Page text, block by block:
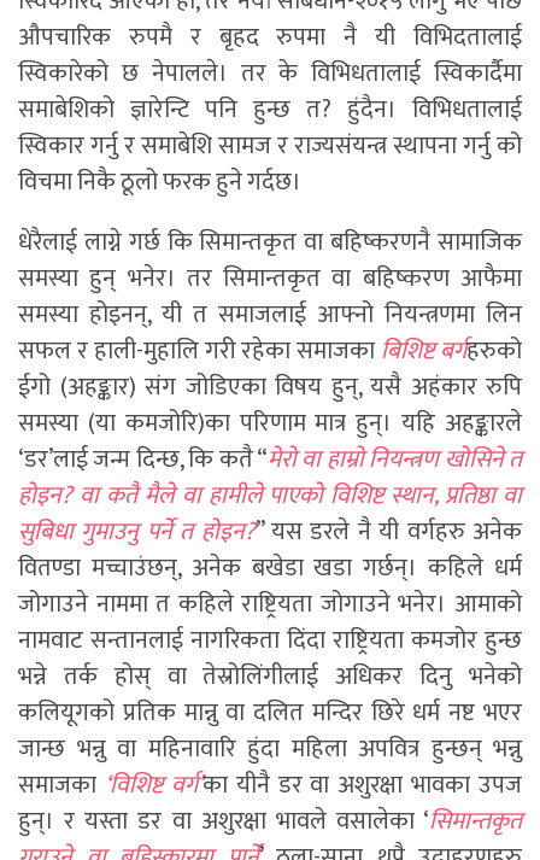
औपचारिक रुपमै र बृहद रुपमा नै यी विभिदतालाई
स्विकारेको छ नेपालले। तर के विभिधतालाई स्विकार्दैमा
समाबेशिको ज्ञारेन्टि पनि हुन्छ त? हुंदैन। विभिधतालाई
स्विकार गर्नु र समाबेशि सामज र राज्यसंयन्त्र स्थापना गर्नु को
विचमा निकै ठूलो फरक हुने गर्दछ।
धेरैलाई लाग्ने गर्छ कि सिमान्तकृत वा बहिष्करणनै सामाजिक
समस्या हुन् भनेर। तर सिमान्तकृत वा बहिष्करण आफैमा
समस्या होइनन्, यी त समाजलाई आफ्नो नियन्त्रणमा लिन
सफल र हाली-मुहालि गरी रहेका समाजकाबिशिष्ट बर्गहरुको
ईगो (अहङ्कार) संग जोडिएका विषय हुन्, यसै अहंकार रुपि
समस्या (या कमजोरि)का परिणाम मात्र हुन्। यहि अहङ्कारले
‘डर’लाई जन्म दिन्छ, कि कतै “मेरो वा हाम्रो नियन्त्रण खोसिने त
होइन? वा कतै मैले वा हामीले पाएको विशिष्ट स्थान, प्रतिष्ठा वा
सुबिधा गुमाउनु पर्ने त होइन?” यस डरले नै यी वर्गहरु अनेक
वितण्डा मच्चाउंछन्, अनेक बखेडा खडा गर्छन्। कहिले धर्म
जोगाउने नाममा त कहिले राष्ट्रियता जोगाउने भनेर। आमाको
नामवाट सन्तानलाई नागरिकता दिंदा राष्ट्रियता कमजोर हुन्छ
भन्ने तर्क होस् वा तेस्रोलिंगीलाई अधिकर दिनु भनेको
कलियूगको प्रतिक मान्नु वा दलित मन्दिर छिरे धर्म नष्ट भएर
जान्छ भन्नु वा महिनावारि हुंदा महिला अपवित्र हुन्छन् भन्नु
समाजका ‘विशिष्ट वर्ग’का यीनै डर वा अशुरक्षा भावका उपज
हुन्। र यस्ता डर वा अशुरक्षा भावले वसालेका ‘सिमान्तकृत